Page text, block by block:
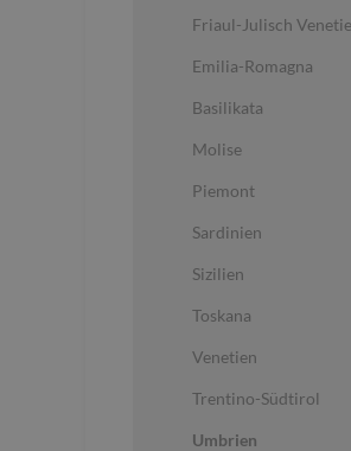
Friaul-Julisch
Emilia-Romagna
Basilikata
Molise
Piemont
Sardinien
Sizilien
Toskana
Venetien
Trentino-Südtirol
Umbrien